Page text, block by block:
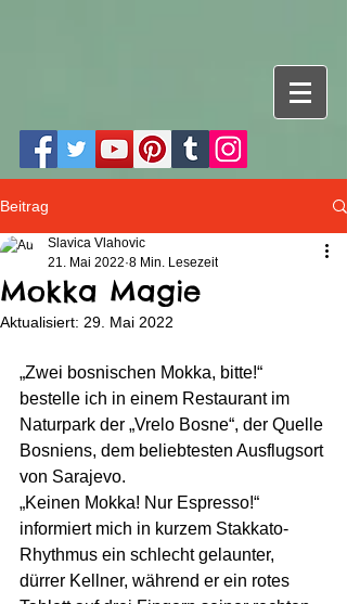
Beitrag
Mokka Magie
Slavica Vlahovic
21. Mai 2022 8 Min. Lesezeit
Aktualisiert: 29. Mai 2022
„Zwei bosnischen Mokka, bitte!“
bestelle ich in einem Restaurant im
Naturpark der „Vrelo Bosne“, der Quelle
Bosniens, dem beliebtesten Ausflugsort
von Sarajevo.
„Keinen Mokka! Nur Espresso!“
informiert mich in kurzem Stakkato-
Rhythmus ein schlecht gelaunter,
dürrer Kellner, während er ein rotes